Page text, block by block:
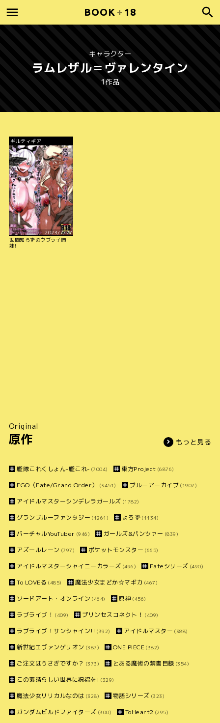
BOOK + 18
キャラクター
ラムレザル＝ヴァレンタイン
1作品
ギルティギア
2023/7/27
世間知らずのウブっ子姉
妹!
Original
原作 もっと見る
艦隊これくしょん-艦これ- (7004) 東方Project (6876)
FGO（Fate/Grand Order） (3451) ブルーアーカイブ (1907)
アイドルマスターシンデレラガールズ (1782)
グランブルーファンタジー (1261) よろず (1134)
バーチャルYouTuber (946) ガールズ&パンツァー (839)
アズールレーン (797) ポケットモンスター (665)
アイドルマスターシャイニーカラーズ (496) Fateシリーズ (490)
To LOVEる (485) 魔法少女まどか☆マギカ (467)
ソードアート・オンライン (464) 原神 (456)
ラブライブ！ (409) プリンセスコネクト！ (409)
ラブライブ！サンシャイン!! (392) アイドルマスター (388)
新世紀エヴァンゲリオン (387) ONE PIECE (382)
ご注文はうさぎですか？ (373) とある魔術の禁書目録 (354)
この素晴らしい世界に祝福を! (329)
魔法少女リリカルなのは (328) 物語シリーズ (323)
ガンダムビルドファイターズ (300) ToHeart2 (295)